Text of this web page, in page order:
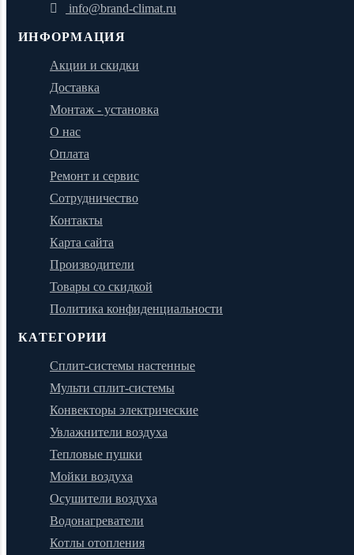
info@brand-climat.ru
ИНФОРМАЦИЯ
Акции и скидки
Доставка
Монтаж - установка
О нас
Оплата
Ремонт и сервис
Сотрудничество
Контакты
Карта сайта
Производители
Товары со скидкой
Политика конфиденциальности
КАТЕГОРИИ
Сплит-системы настенные
Мульти сплит-системы
Конвекторы электрические
Увлажнители воздуха
Тепловые пушки
Мойки воздуха
Осушители воздуха
Водонагреватели
Котлы отопления